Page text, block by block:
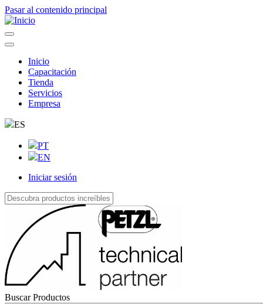
Pasar al contenido principal
Navegação
principal
Inicio
Capacitación
Tienda
Servicios
Empresa
ES
PT
EN
account
Iniciar sesión
Buscar Productos